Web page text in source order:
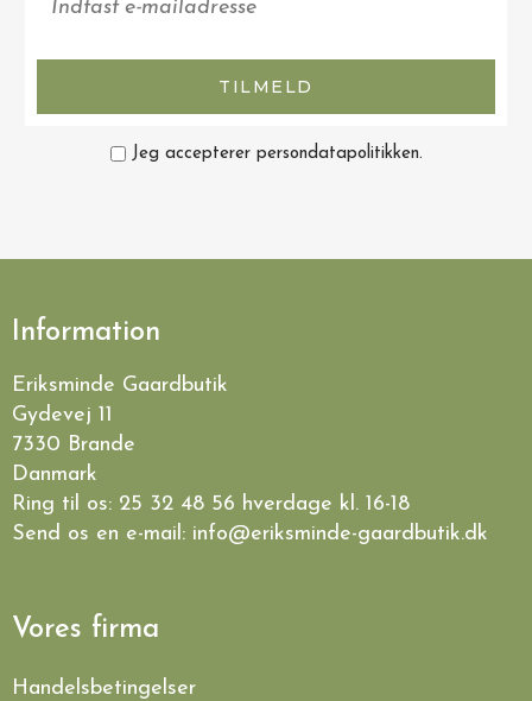
TILMELD
Jeg accepterer persondatapolitikken.
Information
Eriksminde Gaardbutik
Gydevej 11
7330 Brande
Danmark
Ring til os: 25 32 48 56 hverdage kl. 16-18
Send os en e-mail: info@eriksminde-gaardbutik.dk
Vores firma
Handelsbetingelser